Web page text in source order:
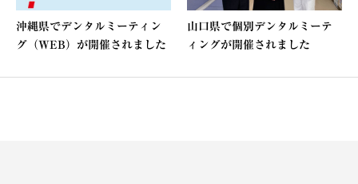
沖縄県でデンタルミーティン
グ（WEB）が開催されました
山口県で個別デンタルミーテ
ィングが開催されました